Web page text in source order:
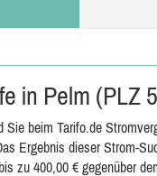
in Pelm (PLZ
beim Tarifo.de
Ergebnis dieser Strom-
zu 400,00 € gegenüber